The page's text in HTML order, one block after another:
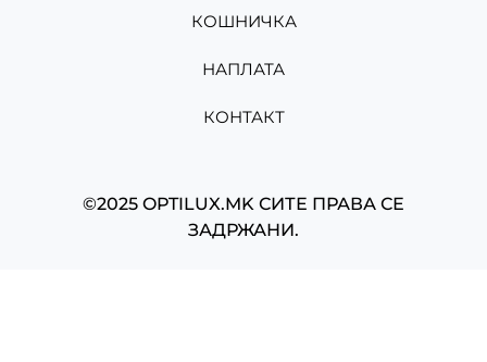
КОШНИЧКА
НАПЛАТА
КОНТАКТ
©2025 OPTILUX.MK СИТЕ ПРАВА СЕ
ЗАДРЖАНИ.